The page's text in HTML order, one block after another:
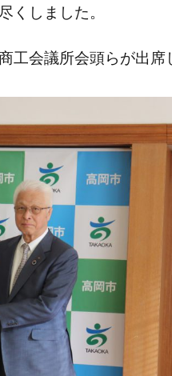
くしました。
工会議所会頭らが出席